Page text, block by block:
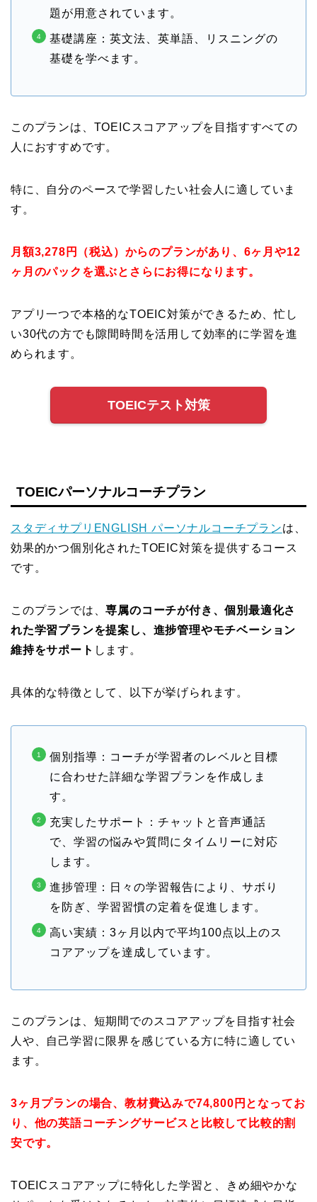
題が用意されています 。
基礎講座：英文法、英単語、リスニングの
基礎を学べます 。
このプランは、TOEICスコアアップを目指すすべての
人におすすめです。
特に、自分のペースで学習したい社会人に適していま
す。
月額3,278円（税込）からのプランがあり、6ヶ月や12
ヶ月のパックを選ぶとさらにお得になります。
アプリ一つで本格的なTOEIC対策ができるため、忙し
い30代の方でも隙間時間を活用して効率的に学習を進
められます。
TOEICテスト対策
TOEICパーソナルコーチプラン
スタディサプリENGLISH パーソナルコーチプランは、
効果的かつ個別化されたTOEIC対策を提供するコース
です。
このプランでは、専属のコーチが付き、個別最適化さ
れた学習プランを提案し、進捗管理やモチベーション
維持をサポート します。
具体的な特徴として、以下が挙げられます。
個別指導：コーチが学習者のレベルと目標
に合わせた詳細な学習プランを作成しま
す。
充実したサポート：チャットと音声通話
で、学習の悩みや質問にタイムリーに対応
します。
進捗管理：日々の学習報告により、サボり
を防ぎ、学習習慣の定着を促進します。
高い実績：3ヶ月以内で平均100点以上のス
コアアップを達成しています 。
このプランは、短期間でのスコアアップを目指す社会
人や、自己学習に限界を感じている方に特に適してい
ます。
3ヶ月プランの場合、教材費込みで74,800円となってお
り、他の英語コーチングサービスと比較して比較的割
安です。
TOEICスコアアップに特化した学習と、きめ細やかな